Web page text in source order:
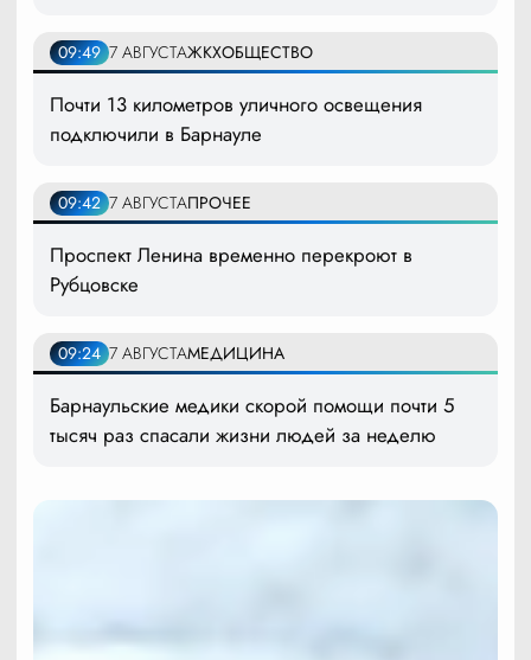
09:49 7 АВГУСТАЖКХОБЩЕСТВО
Почти 13 километров уличного освещения
подключили в Барнауле
09:42 7 АВГУСТАПРОЧЕЕ
Проспект Ленина временно перекроют в
Рубцовске
09:24 7 АВГУСТАМЕДИЦИНА
Барнаульские медики скорой помощи почти 5
тысяч раз спасали жизни людей за неделю